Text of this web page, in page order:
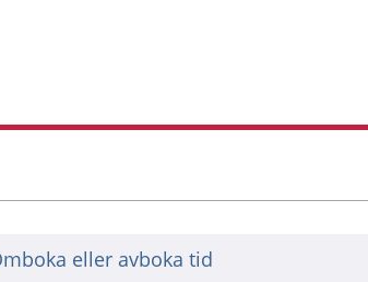
eller avboka tid